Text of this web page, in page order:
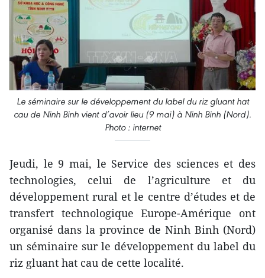
Le séminaire sur le développement du label du riz gluant hat
cau de Ninh Binh vient d’avoir lieu (9 mai) à Ninh Binh (Nord).
Photo : internet
Jeudi, le 9 mai, le Service des sciences et des
technologies, celui de l’agriculture et du
développement rural et le centre d’études et de
transfert technologique Europe-Amérique ont
organisé dans la province de Ninh Binh (Nord)
un séminaire sur le développement du label du
riz gluant hat cau de cette localité.